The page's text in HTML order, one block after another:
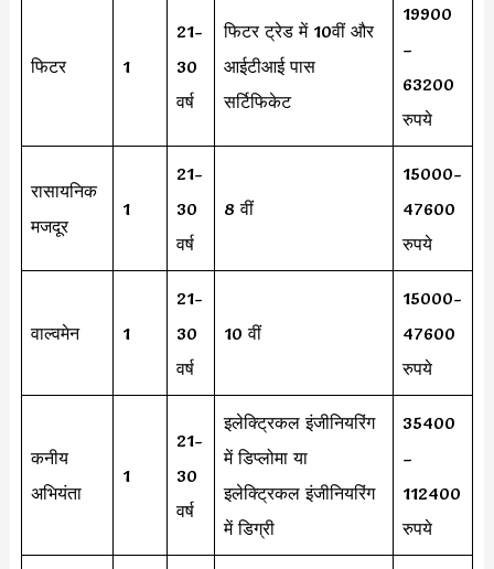
फिटर 1
21-
30
वर्ष
फिटर ट्रेड में 10वीं और
आईटीआई पास
सर्टिफिकेट
19900
–
63200
रुपये
रासायनिक
मजदूर
1
21-
30
वर्ष
8 वीं
15000-
47600
रुपये
वाल्वमेन 1
21-
30
वर्ष
10 वीं
15000-
47600
रुपये
कनीय
अभियंता
1
21-
30
वर्ष
इलेक्ट्रिकल इंजीनियरिंग
में डिप्लोमा या
इलेक्ट्रिकल इंजीनियरिंग
में डिग्री
35400
–
112400
रुपये